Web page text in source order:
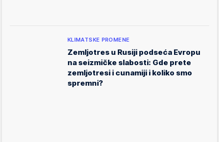
KLIMATSKE PROMENE
Zemljotres u Rusiji podseća Evropu
na seizmičke slabosti: Gde prete
zemljotresi i cunamiji i koliko smo
spremni?